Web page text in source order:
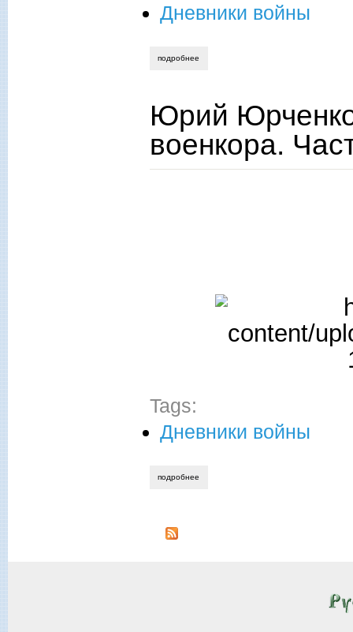
Дневники войны
подробнее
Юрий
военкора.
Tags:
Дневники войны
подробнее